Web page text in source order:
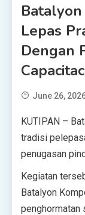
Lepas
Dengan
June 26,
KUTIPAN –
tradisi
penugasan
Kegiatan
Batalyon